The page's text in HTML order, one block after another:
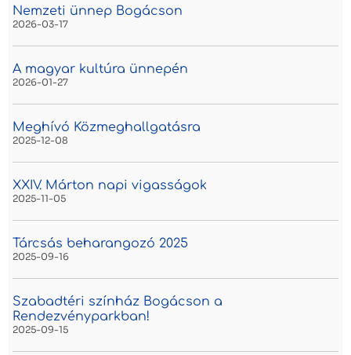
Nemzeti ünnep Bogácson
2026-03-17
A magyar kultúra ünnepén
2026-01-27
Meghívó Közmeghallgatásra
2025-12-08
XXIV. Márton napi vigasságok
2025-11-05
Tárcsás beharangozó 2025
2025-09-16
Szabadtéri színház Bogácson a
Rendezvényparkban!
2025-09-15